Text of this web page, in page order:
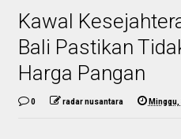
Kawal
Bali Pastikan
Harga Pangan
0 radar nusantara Minggu,